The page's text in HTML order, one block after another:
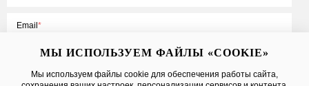
Email
МЫ ИСПОЛЬЗУЕМ ФАЙЛЫ «COOKIE»
Мы используем файлы cookie для обеспечения работы сайта,